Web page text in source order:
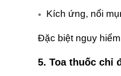
Kích ứng, nổi
Đặc biệt nguy
5. Toa thuốc chỉ